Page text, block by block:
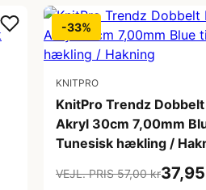
-33%
KNITPRO
KnitPro Trendz
Akryl 30cm 7,00mm
Tunesisk hækling /
VEJL. PRIS 57,00 kr